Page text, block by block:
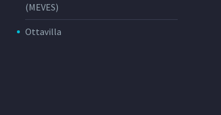
(MEVES)
Ottavilla